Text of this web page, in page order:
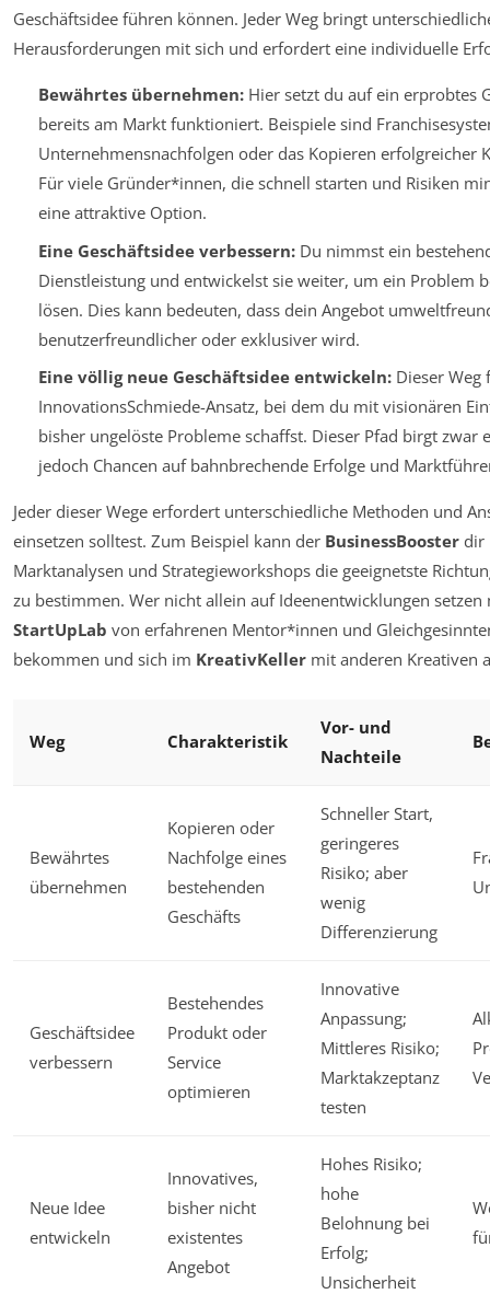
Geschäftsidee führen können. Jeder Weg bringt
Herausforderungen mit sich und erfordert eine individuelle
Bewährtes übernehmen:Hier setzt du auf ein erprobtes
bereits am Markt funktioniert. Beispiele sind
Unternehmensnachfolgen oder das Kopieren erfolgreicher
Für viele Gründer*innen, die schnell starten und Risiken
eine attraktive Option.
Eine Geschäftsidee verbessern:Du nimmst ein
Dienstleistung und entwickelst sie weiter, um ein Problem
lösen. Dies kann bedeuten, dass dein Angebot
benutzerfreundlicher oder exklusiver wird.
Eine völlig neue Geschäftsidee entwickeln:Dieser Weg
InnovationsSchmiede-Ansatz, bei dem du mit visionären
bisher ungelöste Probleme schaffst. Dieser Pfad birgt zwar
jedoch Chancen auf bahnbrechende Erfolge und
Jeder dieser Wege erfordert unterschiedliche Methoden und
einsetzen solltest. Zum Beispiel kann der BusinessBooster dir
Marktanalysen und Strategieworkshops die geeignetste
zu bestimmen. Wer nicht allein auf Ideenentwicklungen
StartUpLab von erfahrenen Mentor*innen und
bekommen und sich im KreativKeller mit anderen Kreativen
Weg Charakteristik
Vor- und
Nachteile
Bewährtes
übernehmen
Kopieren oder
Nachfolge eines
bestehenden
Geschäfts
Schneller Start,
geringeres
Risiko; aber
wenig
Differenzierung
Geschäftsidee
verbessern
Bestehendes
Produkt oder
Service
optimieren
Innovative
Anpassung;
Mittleres Risiko;
Marktakzeptanz
testen
Neue Idee
entwickeln
Innovatives,
bisher nicht
existentes
Angebot
Hohes Risiko;
hohe
Belohnung bei
Erfolg;
Unsicherheit